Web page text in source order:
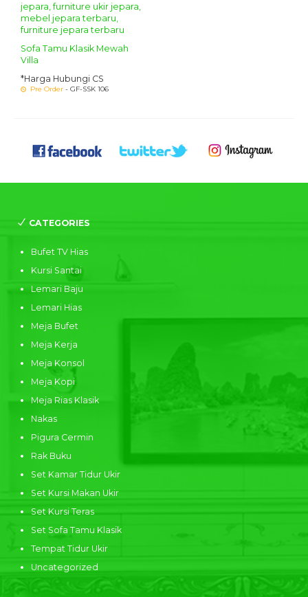
Sofa Tamu Klasik Mewah
Villa
*Harga Hubungi CS
Pre Order - GF-SSK 106
CATEGORIES
Bufet TV Hias
Kursi Santai
Lemari Baju
Lemari Hias
Meja Bufet
Meja Kerja
Meja Konsol
Meja Kopi
Meja Rias Klasik
Nakas
Pigura Cermin
Rak Buku
Set Kamar Tidur Ukir
Set Kursi Makan Ukir
Set Kursi Teras
Set Sofa Tamu Klasik
Tempat Tidur Ukir
Uncategorized